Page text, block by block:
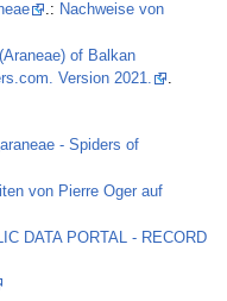
.: Nachweise von
of Balkan
Version 2021.
.
- Spiders of
von Pierre Oger auf
DATA PORTAL - RECORD